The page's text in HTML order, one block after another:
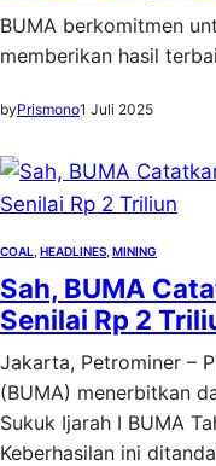
BUMA berkomitmen
memberikan hasil
byPrismono1 Juli 2025
COAL HEADLINES MINING
Sah, BUMA
Senilai Rp 2
Jakarta, Petrominer –
(BUMA) menerbitkan
Sukuk Ijarah I BUMA
Keberhasilan ini